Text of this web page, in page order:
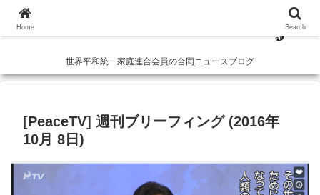
世界平和統一家庭連合会員の合同ニュースブログ
[PeaceTV] 週刊ブリーフィング (2016年
10月 8日)
Home Search